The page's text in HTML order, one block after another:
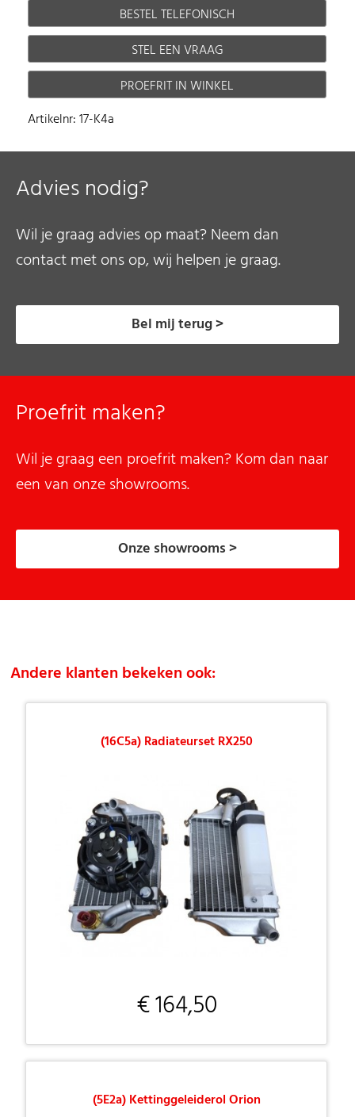
BESTEL TELEFONISCH
STEL EEN VRAAG
PROEFRIT IN WINKEL
Artikelnr: 17-K4a
Advies nodig?
Wil je graag advies op maat? Neem dan
contact met ons op, wij helpen je graag.
Bel mij terug >
Proefrit maken?
Wil je graag een proefrit maken? Kom dan naar
een van onze showrooms.
Onze showrooms >
Andere klanten bekeken ook:
(16C5a) Radiateurset RX250
€ 164,50
(5E2a) Kettinggeleiderol Orion